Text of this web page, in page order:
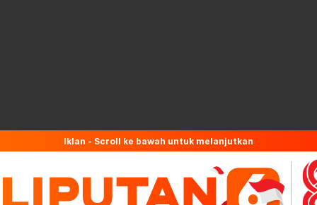
Iklan - Scroll ke bawah untuk melanjutkan